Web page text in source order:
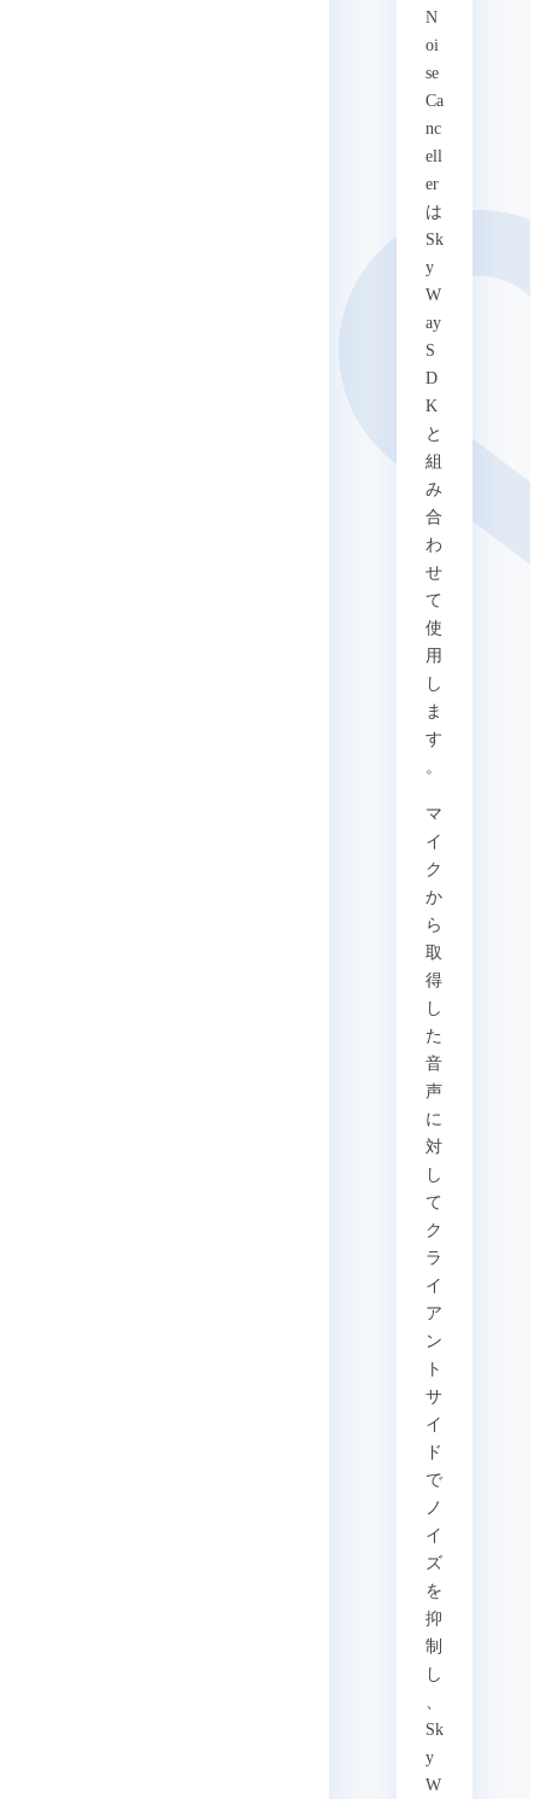
N
oi
se
Ca
nc
ell
er
は
Sk
y
W
ay
S
D
K
と
組
み
合
わ
せ
て
使
用
し
ま
す
。
マ
イ
ク
か
ら
取
得
し
た
音
声
に
対
し
て
ク
ラ
イ
ア
ン
ト
サ
イ
ド
で
ノ
イ
ズ
を
抑
制
し
Sk
y
W